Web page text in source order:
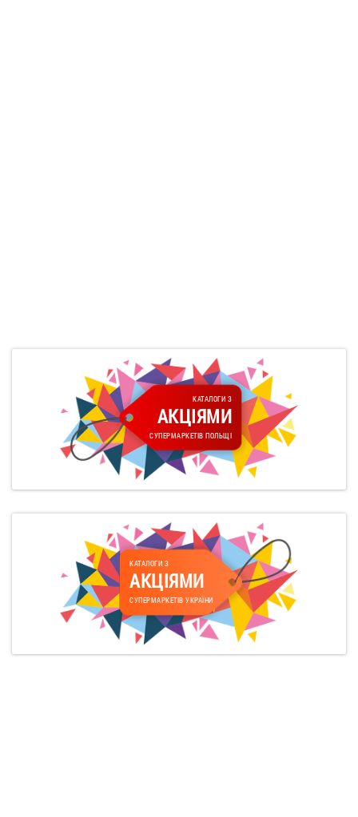
КАТАЛОГИ З
АКЦІЯМИ
СУПЕРМАРКЕТІВ ПОЛЬЩІ
КАТАЛОГИ З
АКЦІЯМИ
СУПЕРМАРКЕТІВ УКРАЇНИ